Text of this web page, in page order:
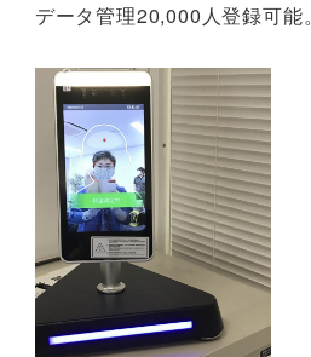
データ管理20,000人登録可能。